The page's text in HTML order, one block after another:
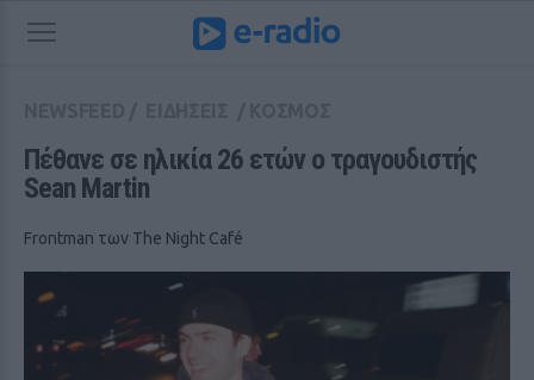
Πέθανε σε ηλικία 26 ετών ο τραγουδιστής
Sean Martin
Frontman των The Night Café